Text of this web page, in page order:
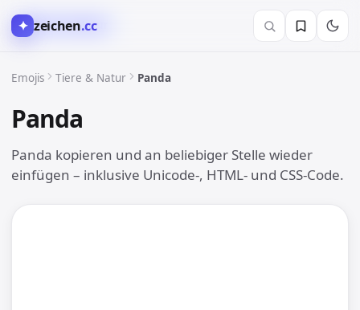
✦ zeichen.cc
Emojis Tiere & Natur Panda
Panda
Panda kopieren und an beliebiger Stelle wieder
einfügen – inklusive Unicode-, HTML- und CSS-Code.
🐶 Tiere & Natur